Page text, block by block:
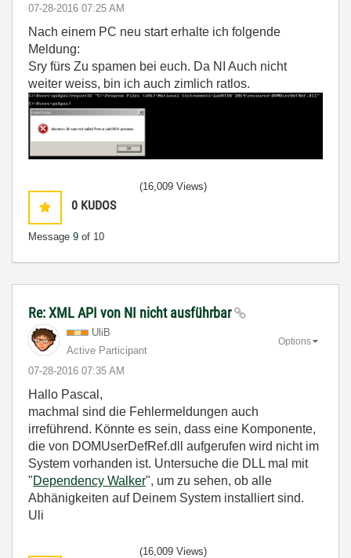
‎07-28-2016 07:25 AM
Nach einem PC neu start erhalte ich folgende
Meldung:
Sry fürs Zu spamen bei euch. Da NI Auch nicht
weiter weiss, bin ich auch zimlich ratlos.
0 KUDOS
Message 9 of 10
(16,009 Views)
Re: XML API von NI nicht ausführbar
UliB
Active Participant
‎07-28-2016 07:35 AM
Options
Hallo Pascal,
machmal sind die Fehlermeldungen auch
irreführend. Könnte es sein, dass eine Komponente,
die von DOMUserDefRef.dll aufgerufen wird nicht im
System vorhanden ist. Untersuche die DLL mal mit
"Dependency Walker", um zu sehen, ob alle
Abhänigkeiten auf Deinem System installiert sind.
Uli
(16,009 Views)